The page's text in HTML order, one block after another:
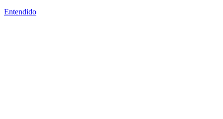
Entendido